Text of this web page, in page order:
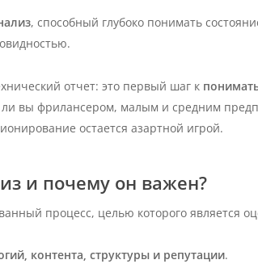
, способный глубоко понимать
отчет: это первый шаг к
ли вы фрилансером, малым и средним
остается азартной игрой.
и почему он важен?
процесс, целью которого является
контента, структуры и репутации.